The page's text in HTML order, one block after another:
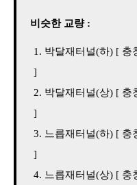
비슷한 교량 :
박달재터널(하) [ 충
]
박달재터널(상) [ 충
]
느릅재터널(하) [ 충
]
느릅재터널(상) [ 충